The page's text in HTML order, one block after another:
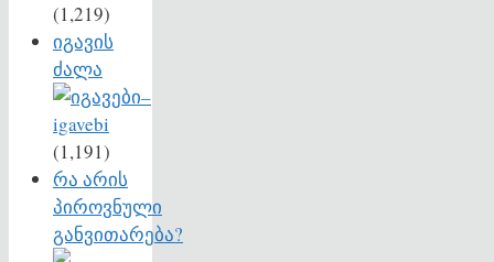
(1,219)
იგავის
ძალა
(1,191)
რა არის
პიროვნული
განვითარება?